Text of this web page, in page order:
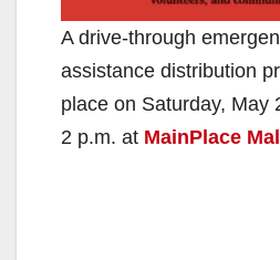
A drive-through
assistance distribution
place on Saturday, May
2 p.m. at MainPlace